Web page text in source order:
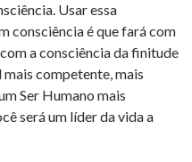
Usar essa
consciência é que fará com
a consciência da finitude
competente, mais
Ser Humano mais
será um líder da vida a